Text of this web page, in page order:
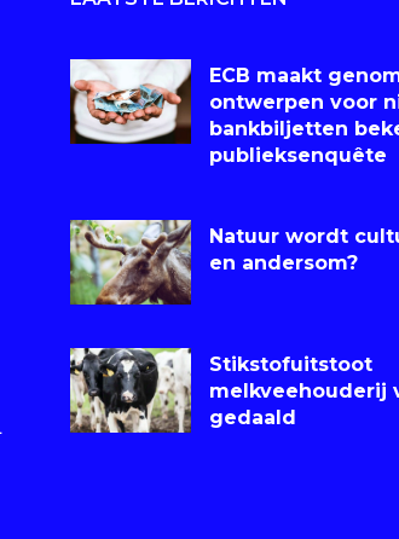
ECB maakt
ontwerpen voor
bankbiljetten
publieksenquête
Natuur wordt
en andersom?
Stikstofuitstoot
melkveehouderij
gedaald